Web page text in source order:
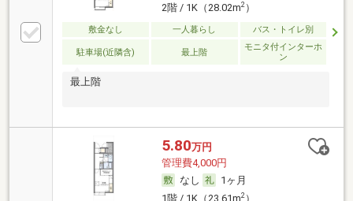
2階 / 1K（28.02m2）
敷金なし 一人暮らし バス・トイレ別
駐車場(近隣含) 最上階
モニタ付インターホ
ン
最上階
5.80万円
管理費4,000円
なし
1ヶ月
2